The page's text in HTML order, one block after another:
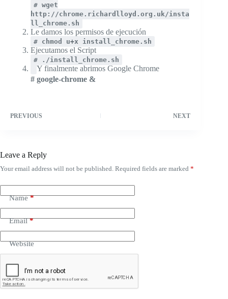
# wget
http://chrome.richardlloyd.org.uk/insta
ll_chrome.sh
Le damos los permisos de ejecución
# chmod u+x install_chrome.sh
Ejecutamos el Script
# ./install_chrome.sh
Y finalmente abrimos Google Chrome
# google-chrome &
PREVIOUS NEXT
Leave a Reply
Your email address will not be published. Required fields are marked *
Name*
Email*
Website